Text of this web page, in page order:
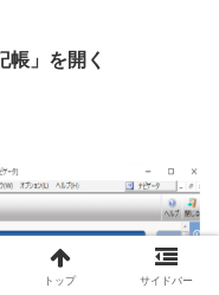
」を開く
トップ サイドバー